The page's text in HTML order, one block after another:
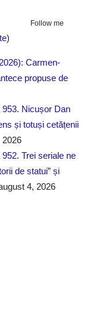
Follow me
)
Carmen-
propuse de
953. Nicușor Dan
și totuși cetățenii
2026
Trei seriale ne
de statui” și
4, 2026